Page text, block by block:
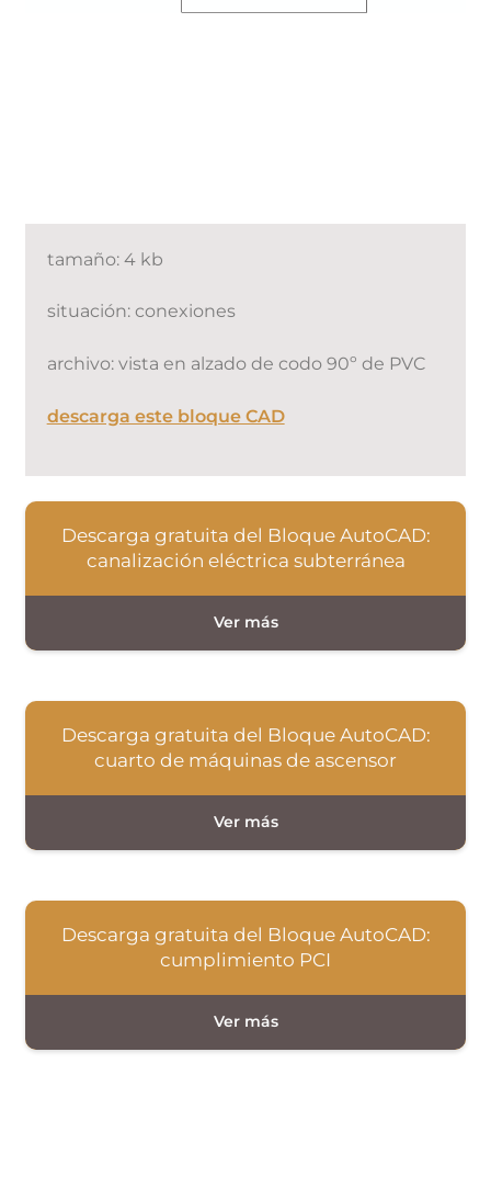
tamaño: 4 kb
situación: conexiones
archivo: vista en alzado de codo 90º de PVC
descarga este bloque CAD
Descarga gratuita del Bloque AutoCAD:
canalización eléctrica subterránea
Descarga gratuita del Bloque AutoCAD:
cuarto de máquinas de ascensor
Descarga gratuita del Bloque AutoCAD:
cumplimiento PCI